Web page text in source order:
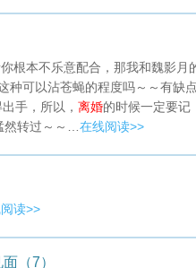
根本不乐意配合，那我和魏影月
种可以沾苍蝇的程度吗～～有缺点
手，所以， 离婚的时候一定要记
转过～～… 在线阅读>>
读>>
（7）